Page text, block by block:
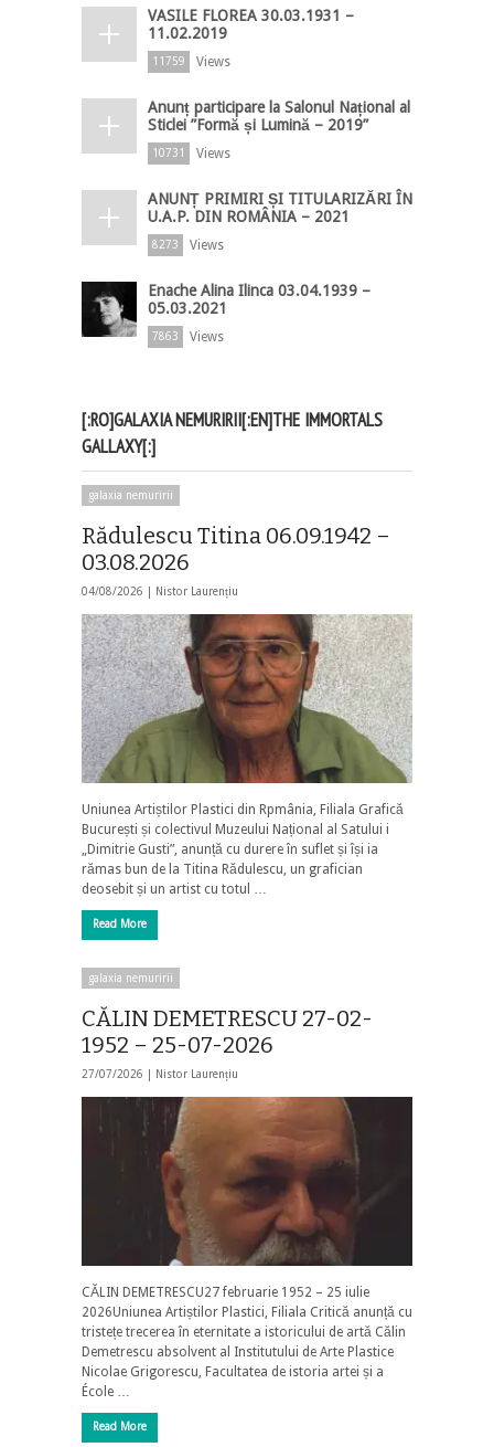
VASILE FLOREA 30.03.1931 –
11.02.2019
11759 Views
Anunț participare la Salonul Național al
Sticlei ”Formă și Lumină – 2019”
10731 Views
ANUNȚ PRIMIRI ȘI TITULARIZĂRI ÎN
U.A.P. DIN ROMÂNIA – 2021
8273 Views
Enache Alina Ilinca 03.04.1939 –
05.03.2021
7863 Views
[:RO]GALAXIA NEMURIRII[:EN]THE IMMORTALS
GALLAXY[:]
galaxia nemuririi
Rădulescu Titina 06.09.1942 –
03.08.2026
04/08/2026 | Nistor Laurențiu
Uniunea Artiștilor Plastici din Rpmânia, Filiala Grafică
București și colectivul Muzeului Național al Satului i
„Dimitrie Gusti”, anunță cu durere în suflet și își ia
rămas bun de la Titina Rădulescu, un grafician
deosebit și un artist cu totul …
Read More
galaxia nemuririi
CĂLIN DEMETRESCU 27-02-
1952 – 25-07-2026
27/07/2026 | Nistor Laurențiu
CĂLIN DEMETRESCU27 februarie 1952 – 25 iulie
2026Uniunea Artiștilor Plastici, Filiala Critică anunță cu
tristețe trecerea în eternitate a istoricului de artă Călin
Demetrescu absolvent al Institutului de Arte Plastice
Nicolae Grigorescu, Facultatea de istoria artei și a
École …
Read More